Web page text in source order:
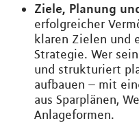
Ziele, Planung
erfolgreicher
klaren Zielen und
Strategie. Wer
und strukturiert
aufbauen – mit
aus Sparplänen,
Anlageformen.